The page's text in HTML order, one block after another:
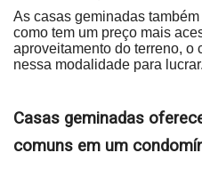
As casas geminadas
como tem um preço mais
aproveitamento do terreno, o
nessa modalidade para lucrar.
Casas geminadas
comuns em um